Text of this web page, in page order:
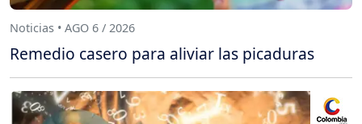
Noticias • AGO 6 / 2026
Remedio casero para aliviar las picaduras